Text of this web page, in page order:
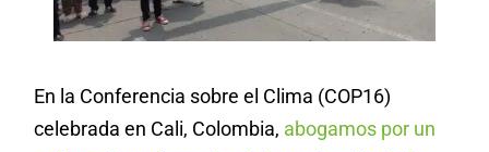
En la Conferencia sobre el Clima (COP16)
celebrada en Cali, Colombia, abogamos por un